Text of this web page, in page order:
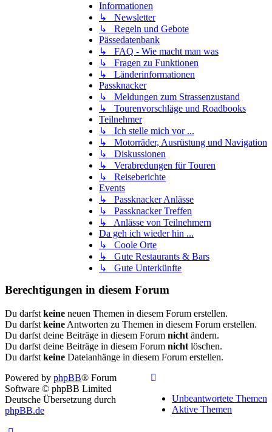
Informationen
↳ Newsletter
↳ Regeln und Gebote
Pässedatenbank
↳ FAQ - Wie macht man was
↳ Fragen zu Funktionen
↳ Länderinformationen
Passknacker
↳ Meldungen zum Strassenzustand
↳ Tourenvorschläge und Roadbooks
Teilnehmer
↳ Ich stelle mich vor ...
↳ Motorräder, Ausrüstung und Navigation
↳ Diskussionen
↳ Verabredungen für Touren
↳ Reiseberichte
Events
↳ Passknacker Anlässe
↳ Passknacker Treffen
↳ Anlässe von Teilnehmern
Da geh ich wieder hin ...
↳ Coole Orte
↳ Gute Restaurants & Bars
↳ Gute Unterkünfte
Berechtigungen in diesem Forum
Du darfst keine neuen Themen in diesem Forum erstellen.
Du darfst keine Antworten zu Themen in diesem Forum erstellen.
Du darfst deine Beiträge in diesem Forum nicht ändern.
Du darfst deine Beiträge in diesem Forum nicht löschen.
Du darfst keine Dateianhänge in diesem Forum erstellen.
Unbeantwortete Themen
Aktive Themen
Powered by phpBB® Forum
Software © phpBB Limited
Deutsche Übersetzung durch
phpBB.de